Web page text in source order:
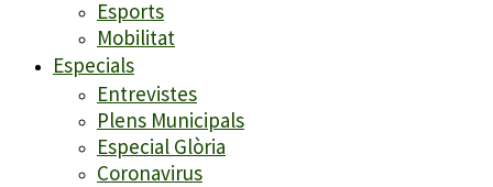
Esports
Mobilitat
Especials
Entrevistes
Plens Municipals
Especial Glòria
Coronavirus